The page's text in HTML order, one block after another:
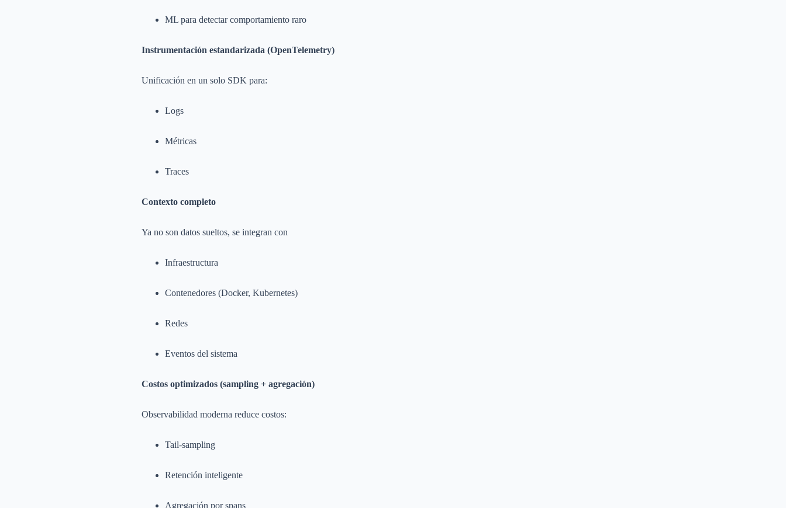
ML para detectar comportamiento raro
Instrumentación estandarizada (OpenTelemetry)
Unificación en un solo SDK para:
Logs
Métricas
Traces
Contexto completo
Ya no son datos sueltos, se integran con
Infraestructura
Contenedores (Docker, Kubernetes)
Redes
Eventos del sistema
Costos optimizados (sampling + agregación)
Observabilidad moderna reduce costos:
Tail-sampling
Retención inteligente
Agregación por spans